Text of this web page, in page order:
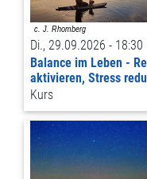
Di., 29.09.2026 - 18:30
Balance im Leben -
aktivieren, Stress
Kurs